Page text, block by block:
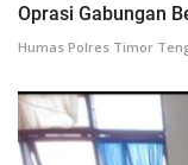
Oprasi Gabungan
Humas Polres Timor